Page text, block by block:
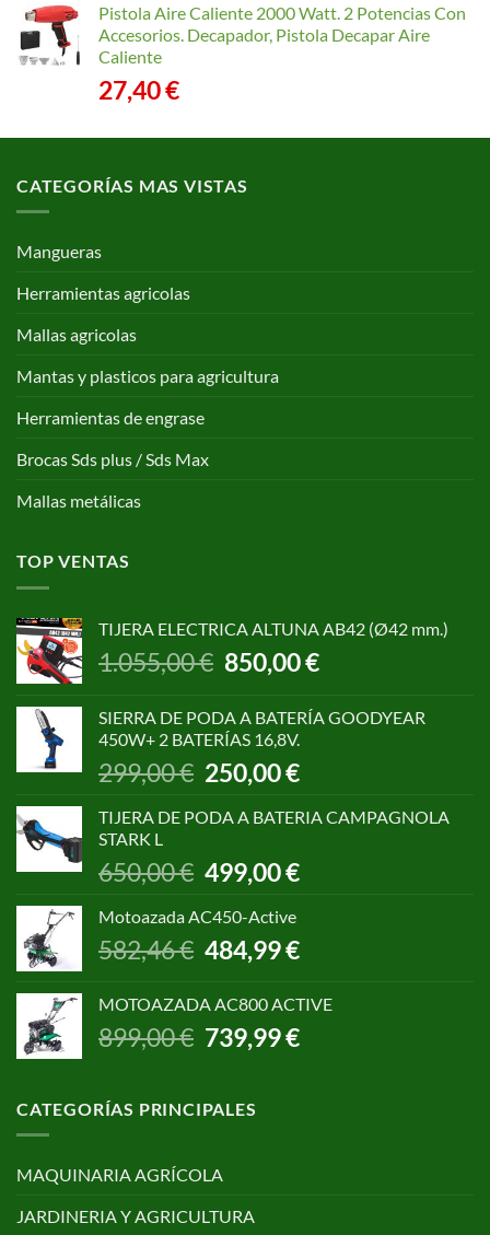
Pistola Aire Caliente 2000 Watt. 2 Potencias Con
Accesorios. Decapador, Pistola Decapar Aire
Caliente
27,40€
CATEGORÍAS MAS VISTAS
Mangueras
Herramientas agricolas
Mallas agricolas
Mantas y plasticos para agricultura
Herramientas de engrase
Brocas Sds plus / Sds Max
Mallas metálicas
TOP VENTAS
TIJERA ELECTRICA ALTUNA AB42 (Ø42 mm.)
1.055,00€ El
precio
era:
1.055,00 €.
850,00€El
precio
es:
SIERRA DE PODA A BATERÍA GOODYEAR
450W+ 2 BATERÍAS 16,8V.
299,00€ El
precio
original
299,00 €.
250,00€El
precio
actual
250,00 €.
TIJERA DE PODA A BATERIA CAMPAGNOLA
STARK L
650,00€
El
precio
original
650,00 €.
499,00€El
precio
499,00 €.
Motoazada AC450-Active
582,46€
El
precio
era:
582,46 €.
484,99€El
precio
es:
484,99 €.
MOTOAZADA AC800 ACTIVE
899,00€ El
precio
era:
899,00 €.
739,99€El
precio
CATEGORÍAS PRINCIPALES
MAQUINARIA AGRÍCOLA
JARDINERIA Y AGRICULTURA